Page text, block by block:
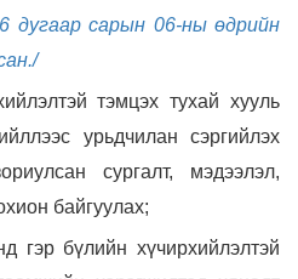
дугаар сарын 06-ны өдрийн
тэмцэх тухай хууль
урьдчилан сэргийлэх
сургалт, мэдээлэл,
байгуулах;
гэр бүлийн хүчирхийлэлтэй